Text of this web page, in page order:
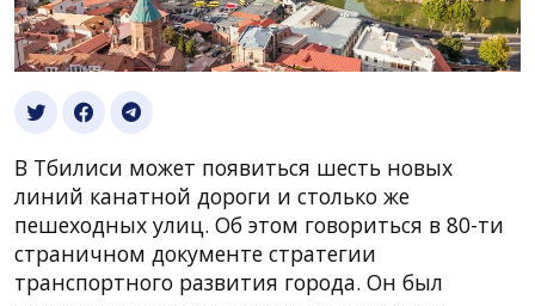
В Тбилиси может появиться шесть новых
линий канатной дороги и столько же
пешеходных улиц. Об этом говориться в 80-ти
страничном документе стратегии
транспортного развития города. Он был